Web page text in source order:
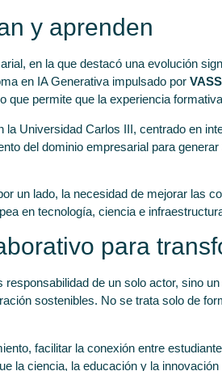
y aprenden
en la que destacó una evolución
en IA Generativa impulsado por
que permite que la experiencia
Universidad Carlos III, centrado en
del dominio empresarial para
un lado, la necesidad de mejorar las
en tecnología, ciencia e
para
de un solo actor,
sostenibles. No se trata solo de
facilitar la conexión entre
la ciencia, la educación y la